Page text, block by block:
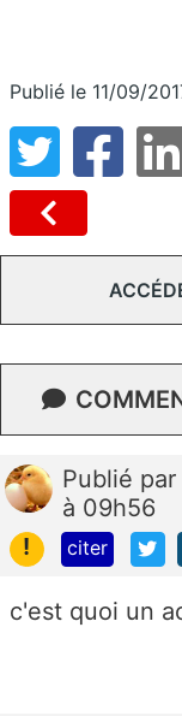
Publié le 11/09/
Publié par
à 09h56
!
citer
c'est quoi un